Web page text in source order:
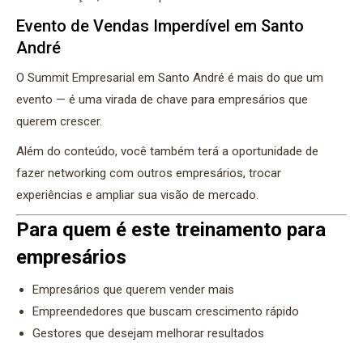
Evento de Vendas Imperdível em Santo
André
O Summit Empresarial em Santo André é mais do que um
evento — é uma virada de chave para empresários que
querem crescer.
Além do conteúdo, você também terá a oportunidade de
fazer networking com outros empresários, trocar
experiências e ampliar sua visão de mercado.
Para quem é este treinamento para
empresários
Empresários que querem vender mais
Empreendedores que buscam crescimento rápido
Gestores que desejam melhorar resultados